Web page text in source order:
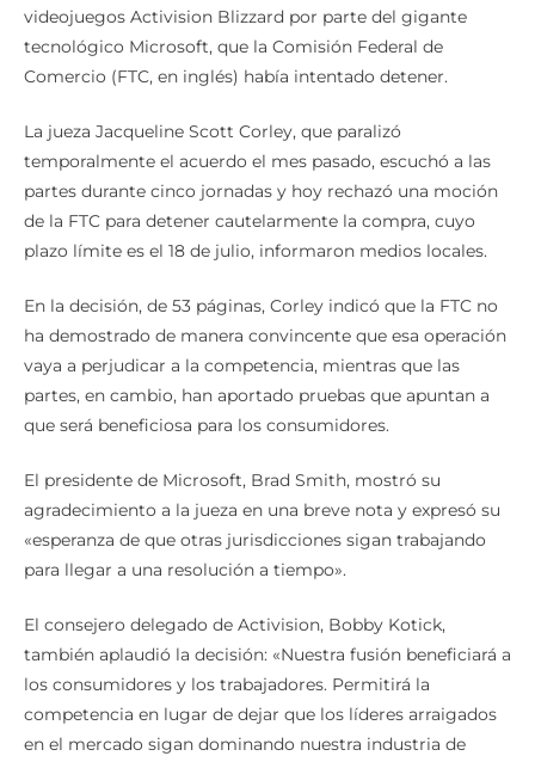
videojuegos Activision Blizzard por parte del gigante
tecnológico Microsoft, que la Comisión Federal de
Comercio (FTC, en inglés) había intentado detener.
La jueza Jacqueline Scott Corley, que paralizó
temporalmente el acuerdo el mes pasado, escuchó a las
partes durante cinco jornadas y hoy rechazó una moción
de la FTC para detener cautelarmente la compra, cuyo
plazo límite es el 18 de julio, informaron medios locales.
En la decisión, de 53 páginas, Corley indicó que la FTC no
ha demostrado de manera convincente que esa operación
vaya a perjudicar a la competencia, mientras que las
partes, en cambio, han aportado pruebas que apuntan a
que será beneficiosa para los consumidores.
El presidente de Microsoft, Brad Smith, mostró su
agradecimiento a la jueza en una breve nota y expresó su
«esperanza de que otras jurisdicciones sigan trabajando
para llegar a una resolución a tiempo».
El consejero delegado de Activision, Bobby Kotick,
también aplaudió la decisión: «Nuestra fusión beneficiará a
los consumidores y los trabajadores. Permitirá la
competencia en lugar de dejar que los líderes arraigados
en el mercado sigan dominando nuestra industria de